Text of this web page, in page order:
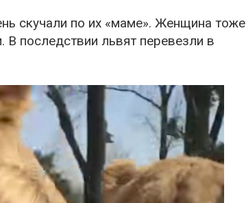
скучали по их «маме». Женщина тоже
В последствии львят перевезли в